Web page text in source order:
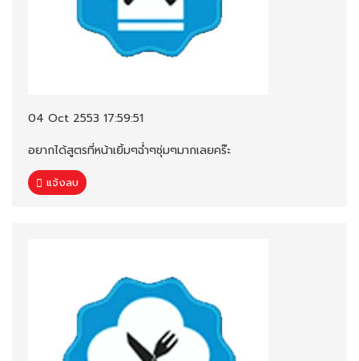
04 Oct 2553 17:59:51
อยากได้สูตรที่หน้าเยิ้มๆฉ่ำๆชุ่มๆมากเลยคร๊ะ
แจ้งลบ